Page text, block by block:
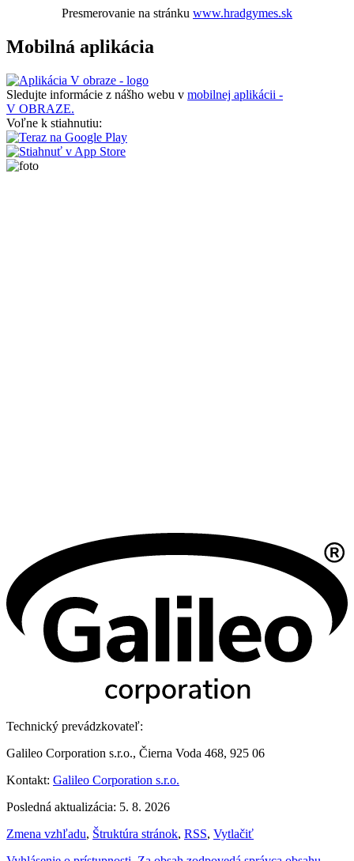
Presmerovanie na stránku www.hradgymes.sk
Mobilná aplikácia
Sledujte informácie z nášho webu v mobilnej aplikácii -
V OBRAZE.
Voľne k stiahnutiu:
Technický prevádzkovateľ:
Galileo Corporation s.r.o., Čierna Voda 468, 925 06
Kontakt: Galileo Corporation s.r.o.
Posledná aktualizácia: 5. 8. 2026
Zmena vzhľadu, Štruktúra stránok, RSS, Vytlačiť